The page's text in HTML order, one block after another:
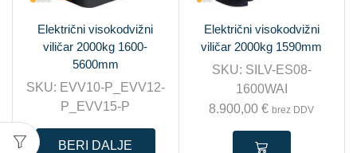
Električni visokodvižni
viličar 2000kg 1600-
5600mm
SKU: EVV10-P_EVV12-
P_EVV15-P
BERI DALJE
Električni visokodvižni
viličar 2000kg 1590mm
SKU: SILV-ES08-
1600WAI
8.900,00€ brez DDV